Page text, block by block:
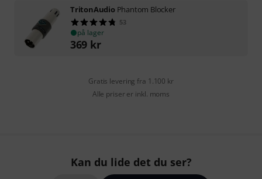
TritonAudio Phantom Blocker
53
på lager
369 kr
Gratis levering fra 1.100 kr
Alle priser er inkl. moms
Kan du lide det du ser?